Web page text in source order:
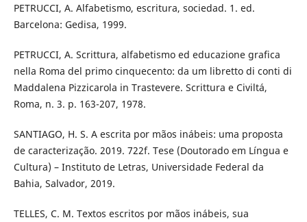
PETRUCCI, A. Alfabetismo, escritura, sociedad. 1. ed.
Barcelona: Gedisa, 1999.
PETRUCCI, A. Scrittura, alfabetismo ed educazione grafica
nella Roma del primo cinquecento: da um libretto di conti di
Maddalena Pizzicarola in Trastevere. Scrittura e Civiltá,
Roma, n. 3. p. 163-207, 1978.
SANTIAGO, H. S. A escrita por mãos inábeis: uma proposta
de caracterização. 2019. 722f. Tese (Doutorado em Língua e
Cultura) – Instituto de Letras, Universidade Federal da
Bahia, Salvador, 2019.
TELLES, C. M. Textos escritos por mãos inábeis, sua